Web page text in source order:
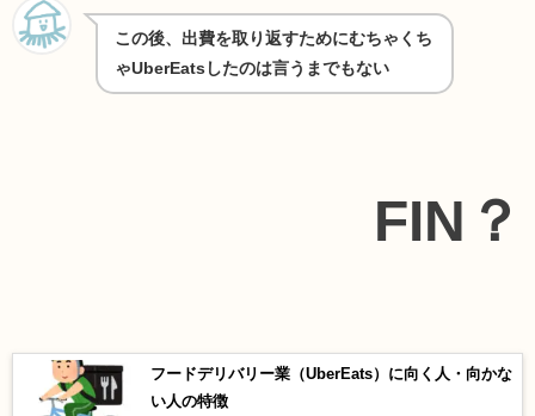
この後、出費を取り返すためにむちゃくち
ゃUberEatsしたのは言うまでもない
FIN？
フードデリバリー業（UberEats）に向く人・向かな
い人の特徴